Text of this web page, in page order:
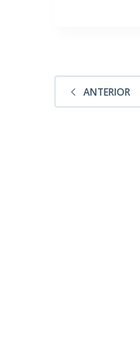
ANTERIOR